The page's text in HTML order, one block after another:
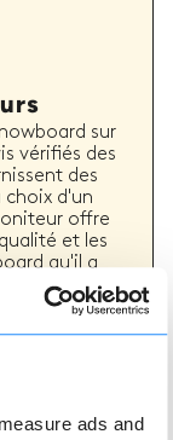
ads and
sur
vérifiés des
des
d'un
offre
et les
qu'il a